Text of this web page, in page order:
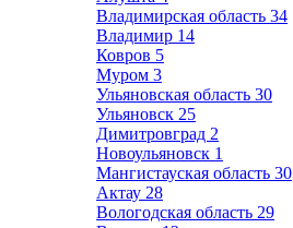
Владимирская область 34
Владимир 14
Ковров 5
Муром 3
Ульяновская область 30
Ульяновск 25
Димитровград 2
Новоульяновск 1
Мангистауская область 30
Актау 28
Вологодская область 29